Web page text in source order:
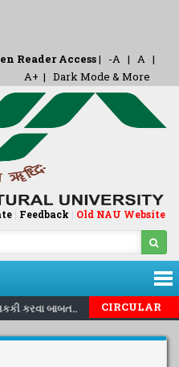
Reader Access| -A | A |
A+ | Dark Mode & More
| Feedback | Old NAU Website
કરવા બાબત..| |Inviting
CIRCULAR